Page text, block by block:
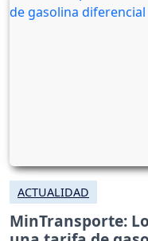
ACTUALIDAD
MinTransporte: